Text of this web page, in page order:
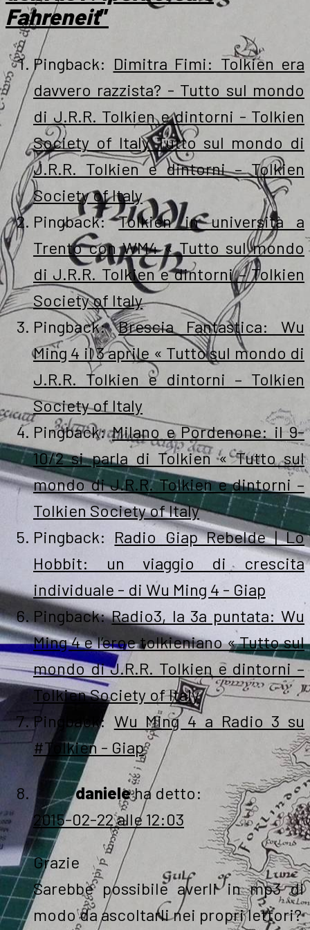
Fahreneit”
Pingback: Dimitra Fimi: Tolkien era
davvero razzista? - Tutto sul mondo
di J.R.R. Tolkien e dintorni - Tolkien
Society of Italy Tutto sul mondo di
J.R.R. Tolkien e dintorni – Tolkien
Society of Italy
Pingback:Tolkien in università a
Trento con WM4 « Tutto sul mondo
di J.R.R. Tolkien e dintorni – Tolkien
Society of Italy
Pingback:Brescia Fantastica: Wu
Ming 4 il 3 aprile « Tutto sul mondo di
J.R.R. Tolkien e dintorni – Tolkien
Society of Italy
Pingback:Milano e Pordenone: il 9-
10/2 si parla di Tolkien « Tutto sul
mondo di J.R.R. Tolkien e dintorni –
Tolkien Society of Italy
Pingback: Radio Giap Rebelde | Lo
Hobbit: un viaggio di crescita
individuale - di Wu Ming 4 - Giap
Pingback:Radio3, la 3a puntata: Wu
Ming 4 e l’eroe tolkieniano « Tutto sul
mondo di J.R.R. Tolkien e dintorni –
Tolkien Society of Italy
Pingback: Wu Ming 4 a Radio 3 su
#Tolkien - Giap
danieleha detto:
2015-02-22 alle 12:03
Grazie
Sarebbe possibile averli in mp3 di
modo da ascoltarli nei propri lettori?